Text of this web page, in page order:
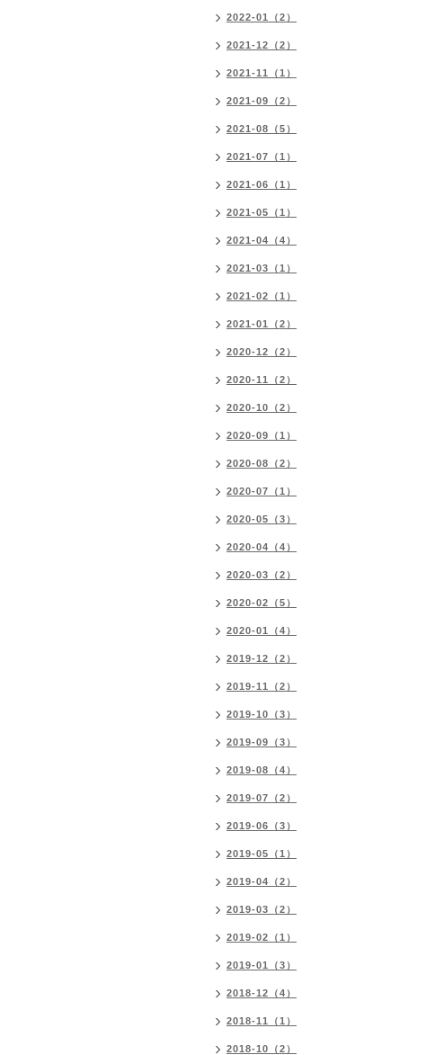
2022-01（2）
2021-12（2）
2021-11（1）
2021-09（2）
2021-08（5）
2021-07（1）
2021-06（1）
2021-05（1）
2021-04（4）
2021-03（1）
2021-02（1）
2021-01（2）
2020-12（2）
2020-11（2）
2020-10（2）
2020-09（1）
2020-08（2）
2020-07（1）
2020-05（3）
2020-04（4）
2020-03（2）
2020-02（5）
2020-01（4）
2019-12（2）
2019-11（2）
2019-10（3）
2019-09（3）
2019-08（4）
2019-07（2）
2019-06（3）
2019-05（1）
2019-04（2）
2019-03（2）
2019-02（1）
2019-01（3）
2018-12（4）
2018-11（1）
2018-10（2）